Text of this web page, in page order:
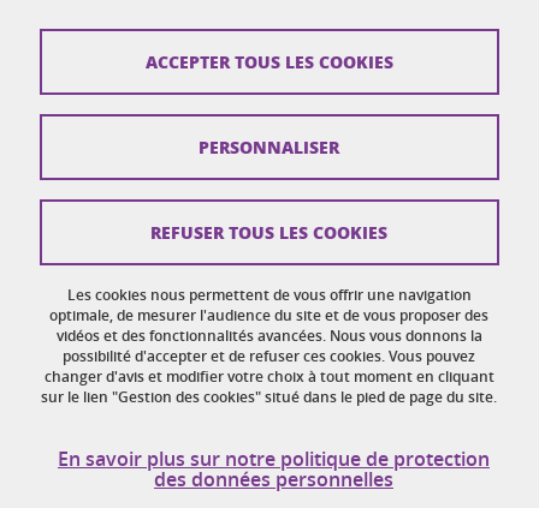
Crédits
Réclamation / Suggestion d'amélioration
Données personnelles
Gestion des cookies
Accessibilité : non conforme
Les cookies nous permettent de vous offrir une navigation
optimale, de mesurer l'audience du site et de vous proposer des
vidéos et des fonctionnalités avancées. Nous vous donnons la
possibilité d'accepter et de refuser ces cookies. Vous pouvez
changer d'avis et modifier votre choix à tout moment en cliquant
sur le lien "Gestion des cookies" situé dans le pied de page du site.
En savoir plus sur notre politique de protection
des données personnelles
ACCEPTER TOUS LES COOKIES
REFUSER TOUS LES COOKIES
PERSONNALISER